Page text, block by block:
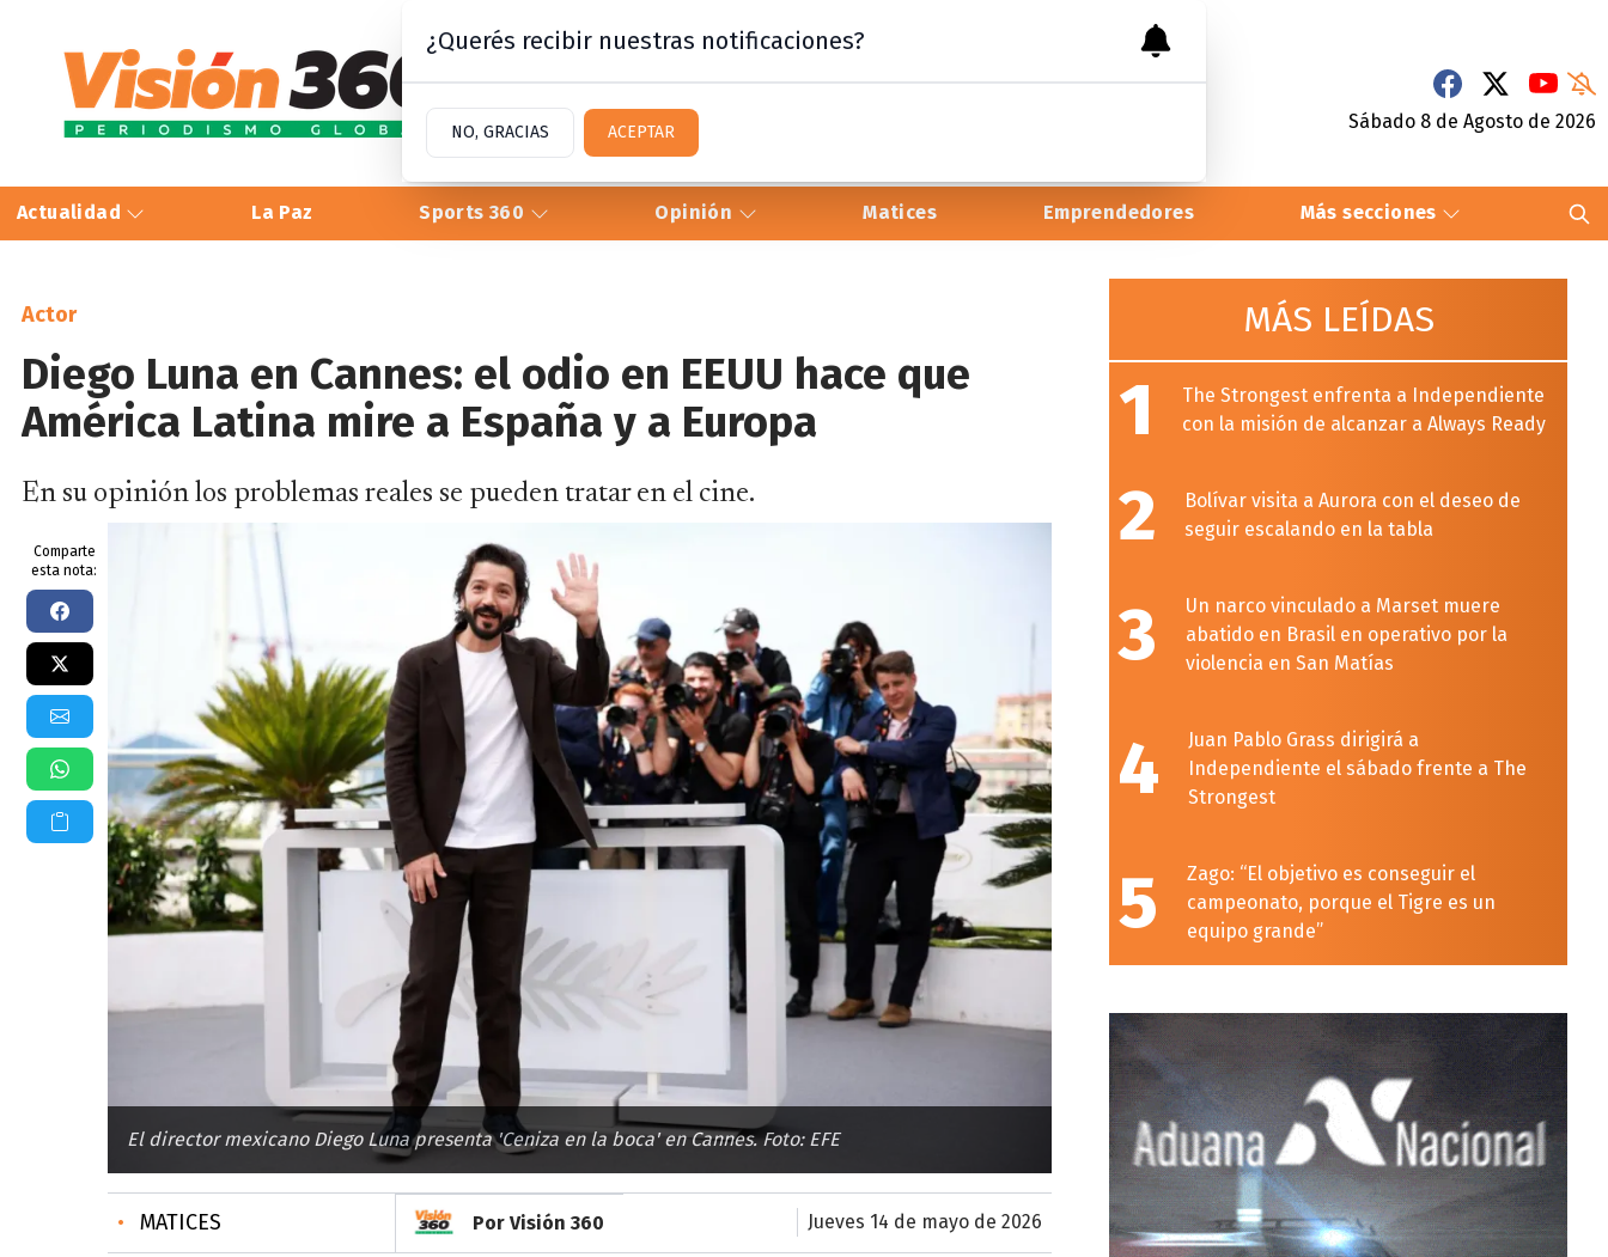
Sábado 8 de Agosto de 2026
Actualidad La Paz Sports 360 Opinión Matices Emprendedores Más secciones
Actor
Diego Luna en Cannes: el odio en EEUU hace que
América Latina mire a España y a Europa
En su opinión los problemas reales se pueden tratar en el cine.
Comparte
esta nota:
El director mexicano Diego Luna presenta 'Ceniza en la boca' en Cannes. Foto: EFE
• MATICES Por Visión 360 jueves 14 de mayo de 2026
MÁS LEÍDAS
1
The Strongest enfrenta a Independiente
con la misión de alcanzar a Always Ready
2
Bolívar visita a Aurora con el deseo de
seguir escalando en la tabla
3
Un narco vinculado a Marset muere
abatido en Brasil en operativo por la
violencia en San Matías
4
Juan Pablo Grass dirigirá a
Independiente el sábado frente a The
Strongest
5
Zago: “El objetivo es conseguir el
campeonato, porque el Tigre es un
equipo grande”
¿Querés recibir nuestras notificaciones?
NO, GRACIAS ACEPTAR